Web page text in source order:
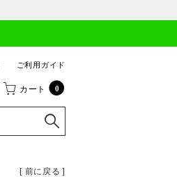
ご利用ガイド
カート 0
[ 前に戻る ]